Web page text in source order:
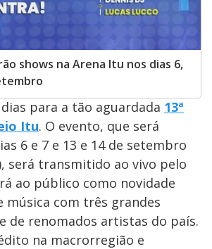
shows na Arena Itu nos dias 6,
para a tão aguardada 13ª
Itu. O evento, que será
6 e 7 e 13 e 14 de setembro
será transmitido ao vivo pelo
ao público como novidade
música com três grandes
de renomados artistas do país.
na macrorregião e